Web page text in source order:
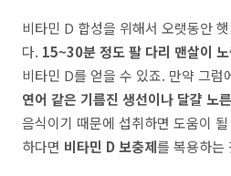
비타민 D 합성을 위해서 오랫동안
다. 15~30분 정도 팔 다리 맨살이
비타민 D를 얻을 수 있죠. 만약 그럼
연어 같은 기름진 생선이나 달걀 노
음식이기 때문에 섭취하면 도움이
하다면 비타민 D 보충제를 복용하는